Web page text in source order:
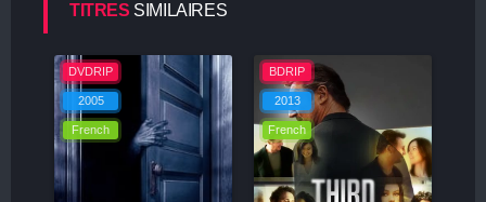
TITRES SIMILAIRES
DVDRIP
2005
French
BDRIP
2013
French